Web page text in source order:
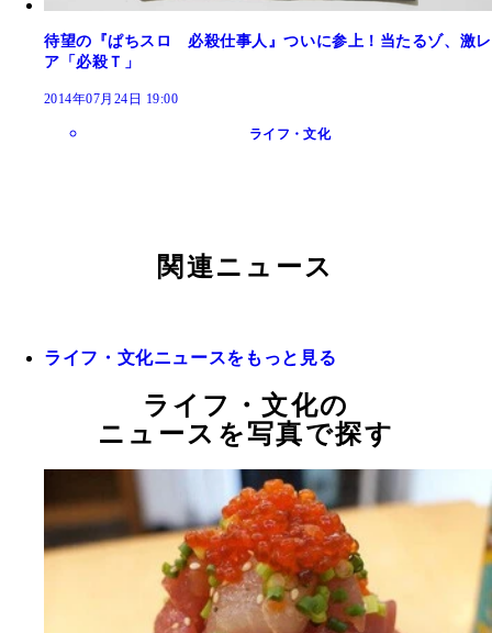
待望の『ぱちスロ 必殺仕事人』ついに参上！当たるゾ、激レ
ア「必殺Ｔ」
2014年07月24日 19:00
ライフ・文化
関連ニュース
ライフ・文化ニュースをもっと見る
ライフ・文化の
ニュースを写真で探す